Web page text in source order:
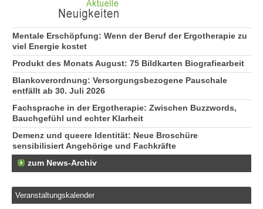
Mentale Erschöpfung: Wenn der Beruf der Ergotherapie zu
viel Energie kostet
Produkt des Monats August: 75 Bildkarten Biografiearbeit
Blankoverordnung: Versorgungsbezogene Pauschale
entfällt ab 30. Juli 2026
Fachsprache in der Ergotherapie: Zwischen Buzzwords,
Bauchgefühl und echter Klarheit
Demenz und queere Identität: Neue Broschüre
sensibilisiert Angehörige und Fachkräfte
zum News-Archiv
Veranstaltungskalender